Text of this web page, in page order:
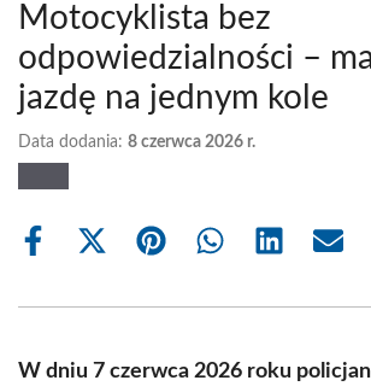
Motocyklista bez
odpowiedzialności –
jazdę na jednym kole
Data dodania: 8 czerwca 2026 r.
Share
Share
(Twitter)
Share Share Share Share
W dniu 7 czerwca 2026 roku